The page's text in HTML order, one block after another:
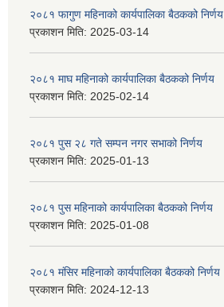
२०८१ फागुण महिनाको कार्यपालिका बैठकको निर्णय
प्रकाशन मिति: 2025-03-14
२०८१ माघ महिनाको कार्यपालिका बैठकको निर्णय
प्रकाशन मिति: 2025-02-14
२०८१ पुस २८ गते सम्प‍न नगर सभाको निर्णय
प्रकाशन मिति: 2025-01-13
२०८१ पुस महिनाको कार्यपालिका बैठकको निर्णय
प्रकाशन मिति: 2025-01-08
२०८१ मंसिर महिनाको कार्यपालिका बैठकको निर्णय
प्रकाशन मिति: 2024-12-13